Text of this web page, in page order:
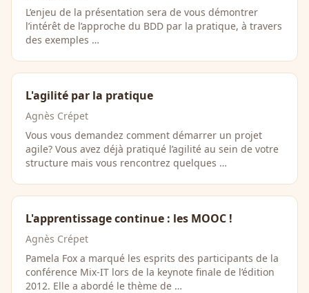
L’enjeu de la présentation sera de vous démontrer
l’intérêt de l’approche du BDD par la pratique, à travers
des exemples …
L'agilité par la pratique
Agnès Crépet
Vous vous demandez comment démarrer un projet
agile? Vous avez déjà pratiqué l’agilité au sein de votre
structure mais vous rencontrez quelques …
L'apprentissage continue : les MOOC !
Agnès Crépet
Pamela Fox a marqué les esprits des participants de la
conférence Mix-IT lors de la keynote finale de l’édition
2012. Elle a abordé le thème de …